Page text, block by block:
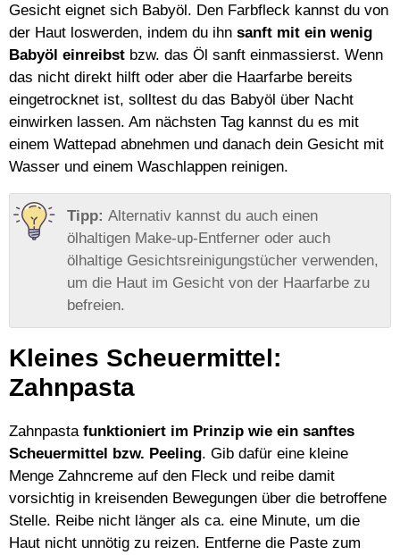
Gesicht eignet sich Babyöl. Den Farbfleck kannst du von
der Haut loswerden, indem du ihn sanft mit ein wenig
Babyöl einreibst bzw. das Öl sanft einmassierst. Wenn
das nicht direkt hilft oder aber die Haarfarbe bereits
eingetrocknet ist, solltest du das Babyöl über Nacht
einwirken lassen. Am nächsten Tag kannst du es mit
einem Wattepad abnehmen und danach dein Gesicht mit
Wasser und einem Waschlappen reinigen.
Alternativ kannst du auch einen
ölhaltigen Make-up-Entferner oder auch
ölhaltige Gesichtsreinigungstücher verwenden,
um die Haut im Gesicht von der Haarfarbe zu
befreien.
Kleines Scheuermittel:
Zahnpasta
Zahnpasta funktioniert im Prinzip wie ein sanftes
Scheuermittel bzw. Peeling. Gib dafür eine kleine
Menge Zahncreme auf den Fleck und reibe damit
vorsichtig in kreisenden Bewegungen über die betroffene
Stelle. Reibe nicht länger als ca. eine Minute, um die
Haut nicht unnötig zu reizen. Entferne die Paste zum